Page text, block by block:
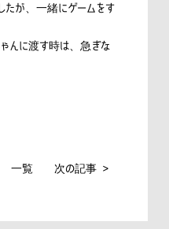
たが、一緒にゲームをす
んに渡す時は、急ぎな
一覧 次の記事 >